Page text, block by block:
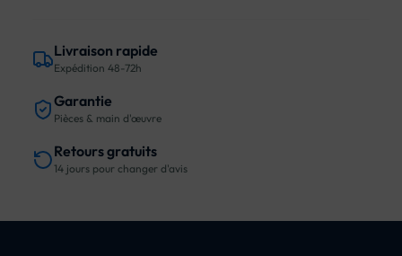
Livraison rapide
Expédition 48-72h
Garantie
Pièces & main d'œuvre
Retours gratuits
14 jours pour changer d'avis